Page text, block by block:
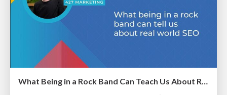
What Being in a Rock Band Can Teach Us About Real World SEO